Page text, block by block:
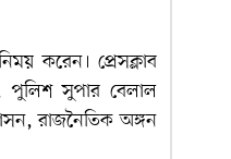
করেন। প্রেসক্লাব
পুলিশ সুপার বেলাল
রাজনৈতিক অঙ্গন